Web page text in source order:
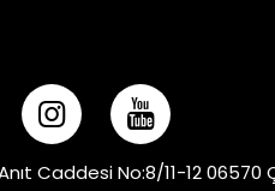
Caddesi No:8/11-12 06570